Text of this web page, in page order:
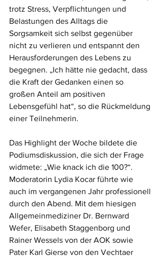
trotz Stress, Verpflichtungen und
Belastungen des Alltags die
Sorgsamkeit sich selbst gegenüber
nicht zu verlieren und entspannt den
Herausforderungen des Lebens zu
begegnen. „Ich hätte nie gedacht, dass
die Kraft der Gedanken einen so
großen Anteil am positiven
Lebensgefühl hat“, so die Rückmeldung
einer Teilnehmerin.
Das Highlight der Woche bildete die
Podiumsdiskussion, die sich der Frage
widmete: „Wie knack ich die 100?“.
Moderatorin Lydia Kocar führte wie
auch im vergangenen Jahr professionell
durch den Abend. Mit dem hiesigen
Allgemeinmediziner Dr. Bernward
Wefer, Elisabeth Staggenborg und
Rainer Wessels von der AOK sowie
Pater Karl Gierse von den Vechtaer